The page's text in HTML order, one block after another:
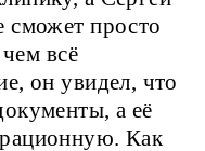
сможет просто
чем всё
он увидел, что
а её
Как